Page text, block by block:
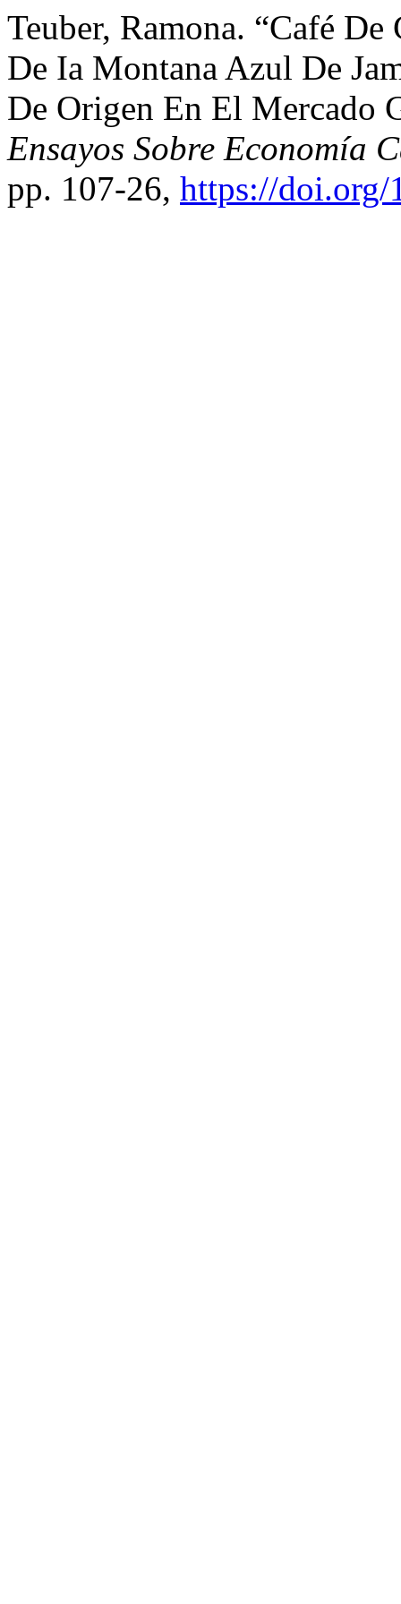
Teuber, Ramona. “Café
De Ia Montana Azul De
De Origen En El Mercado
Ensayos Sobre Economía
pp. 107-26, https://doi.org/